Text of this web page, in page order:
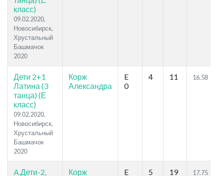
класс)
09.02.2020,
Новосибирск,
Хрустальный
Башмачок
2020
Дети 2+1
Латина (3
танца) (Е
класс)
09.02.2020,
Новосибирск,
Хрустальный
Башмачок
2020
Корж
Александра
E
0
4 11 16.58
A.Дети-2, Корж E 5 19 17.75